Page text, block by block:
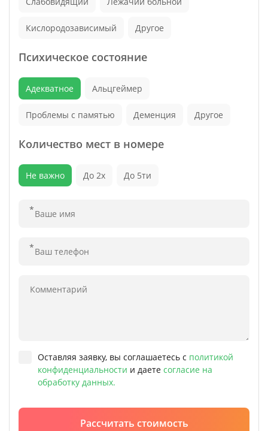
Кислородозависимый Другое
Психическое состояние
Адекватное Альцгеймер
Проблемы с памятью Деменция Другое
Количество мест в номере
Не важно До 2х До 5ти
Оставляя заявку, вы соглашаетесь с политикой
конфиденциальности и даете согласие на
обработку данных.
Рассчитать стоимость